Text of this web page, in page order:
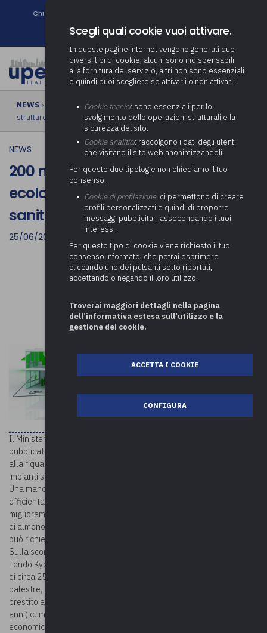
Chi siamo
Newsletter
NEWS › 200 milioni di euro per la transizione ecologica di scuole,
strutture sanitarie e impianti sportivi
NEWS
200 milioni di euro per la transizione
ecologica di scuole, strutture
sanitarie e impianti sportivi
25/06/2021
Il Ministero della Transizione Ecologica rende noto che è stato
pubblicato il bando per l’accesso ai 200 milioni di euro destinati
alla riqualificazione energetica di scuole, strutture sanitarie e
impianti sportivi di proprietà pubblica.
Una manovra finalizzata alla realizzazione di interventi di
efficientamento energetico ed idrico che consentano un
miglioramento nel parametro di efficienza energetica dell’edificio
di almeno due classi energetiche. Il finanziamento massimo che si
può richiedere per singolo edificio è di due milioni di euro.
Sulla scorta delle precedenti esperienze di finanziamento, il nuovo
Fondo Kyoto è destinato a finanziare la riqualificazione energetica
di circa 250 edifici, comprese Università, centri sociosanitari,
palestre, piscine e tutte le strutture di proprietà di Enti pubblici. Un
prestito a tasso agevolato (0,25% di interesse, durata massima 20
anni) cumulabile con il conto termico e con altre forme di aiuto
economico. Le domande di ammissione al bando devono essere
Scegli quali cookie vuoi attivare.
In queste pagine internet vengono generati due
diversi tipi di cookie, alcuni sono indispensabili
alla fornitura del servizio, altri non sono essenziali
e quindi puoi scegliere se attivarli o non attivarli.
Cookie tecnici: sono essenziali per lo
svolgimento delle operazioni strutturali e la
sicurezza del sito.
Cookie analitici: raccolgono i dati degli utenti
che visitano il sito web anonimizzandoli.
Per queste due tipologie non chiediamo il tuo
consenso.
Cookie di profilazione: ci permettono di creare
profili personalizzati e quindi di proporre
messaggi pubblicitari assecondando i tuoi
interessi.
Per questo tipo di cookie viene richiesto il tuo
consenso informato, che potrai esprimere
cliccando uno dei pulsanti sotto riportati,
accettando o negando il loro utilizzo.
Troverai maggiori dettagli nella pagina
dell’informativa estesa sull'utilizzo e la
gestione dei cookie.
ACCETTA I COOKIE
CONFIGURA